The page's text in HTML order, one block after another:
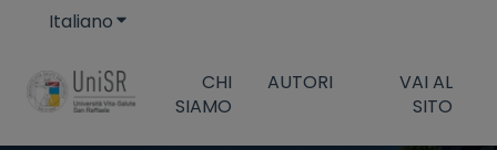
ItalianoMostra sottomenu per le traduzioni
CHI
SIAMO
AUTORI
VAI AL
SITO